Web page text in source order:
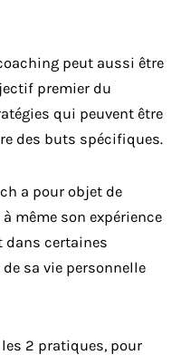
peut aussi être
premier du
qui peuvent être
des buts spécifiques.
a pour objet de
même son expérience
dans certaines
sa vie personnelle
2 pratiques, pour